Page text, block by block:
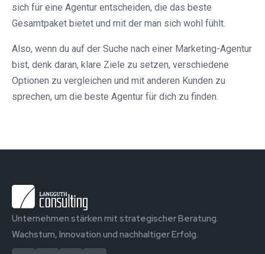
sich für eine Agentur entscheiden, die das beste
Gesamtpaket bietet und mit der man sich wohl fühlt.
Also, wenn du auf der Suche nach einer Marketing-Agentur
bist, denk daran, klare Ziele zu setzen, verschiedene
Optionen zu vergleichen und mit anderen Kunden zu
sprechen, um die beste Agentur für dich zu finden.
Unternehmen stärken mit strategischer Beratung.
Wachstum, Innovation und nachhaltiger Erfolg.